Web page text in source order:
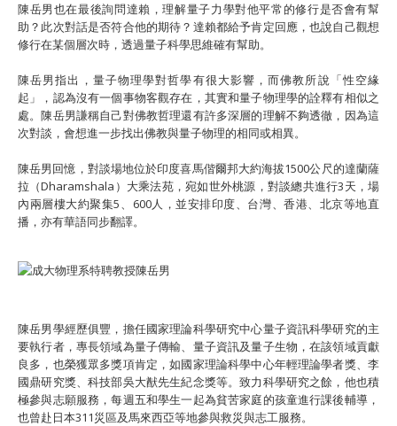
陳岳男也在最後詢問達賴，理解量子力學對他平常的修行是否會有幫
助？此次對話是否符合他的期待？達賴都給予肯定回應，也說自己觀想
修行在某個層次時，透過量子科學思維確有幫助。
陳岳男指出，量子物理學對哲學有很大影響，而佛教所說「性空緣
起」，認為沒有一個事物客觀存在，其實和量子物理學的詮釋有相似之
處。陳岳男謙稱自己對佛教哲理還有許多深層的理解不夠透徹，因為這
次對談，會想進一步找出佛教與量子物理的相同或相異。
陳岳男回憶，對談場地位於印度喜馬偕爾邦大約海拔1500公尺的達蘭薩
拉（Dharamshala）大乘法苑，宛如世外桃源，對談總共進行3天，場
內兩層樓大約聚集5、600人，並安排印度、台灣、香港、北京等地直
播，亦有華語同步翻譯。
陳岳男學經歷俱豐，擔任國家理論科學研究中心量子資訊科學研究的主
要執行者，專長領域為量子傳輸、量子資訊及量子生物，在該領域貢獻
良多，也榮獲眾多獎項肯定，如國家理論科學中心年輕理論學者獎、李
國鼎研究獎、科技部吳大猷先生紀念獎等。致力科學研究之餘，他也積
極參與志願服務，每週五和學生一起為貧苦家庭的孩童進行課後輔導，
也曾赴日本311災區及馬來西亞等地參與救災與志工服務。